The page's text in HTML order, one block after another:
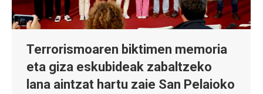
Terrorismoaren biktimen memoria
eta giza eskubideak zabaltzeko
lana aintzat hartu zaie San Pelaioko